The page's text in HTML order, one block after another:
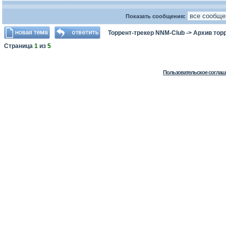
Показать сообщения:
Торрент-трекер NNM-Club -> Архив
Страница 1 из 5
Пользовательское